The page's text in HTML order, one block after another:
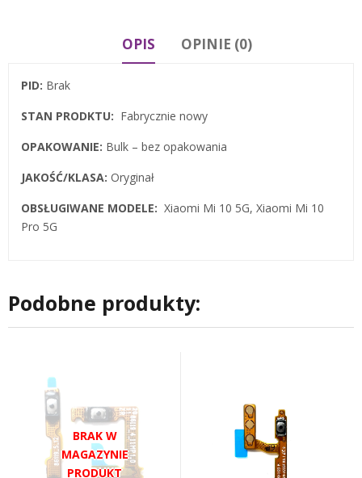
OPIS OPINIE (0)
PID: Brak
STAN PRODKTU: Fabrycznie nowy
OPAKOWANIE: Bulk – bez opakowania
JAKOŚĆ/KLASA: Oryginał
OBSŁUGIWANE MODELE: Xiaomi Mi 10 5G, Xiaomi Mi 10
Pro 5G
Podobne produkty: